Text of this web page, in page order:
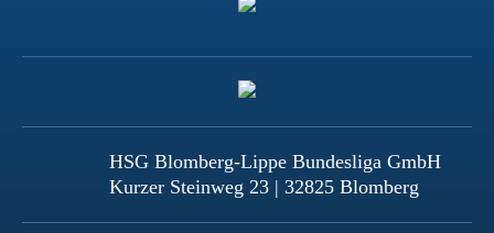
HSG Blomberg-Lippe Bundesliga GmbH
Kurzer Steinweg 23 | 32825 Blomberg